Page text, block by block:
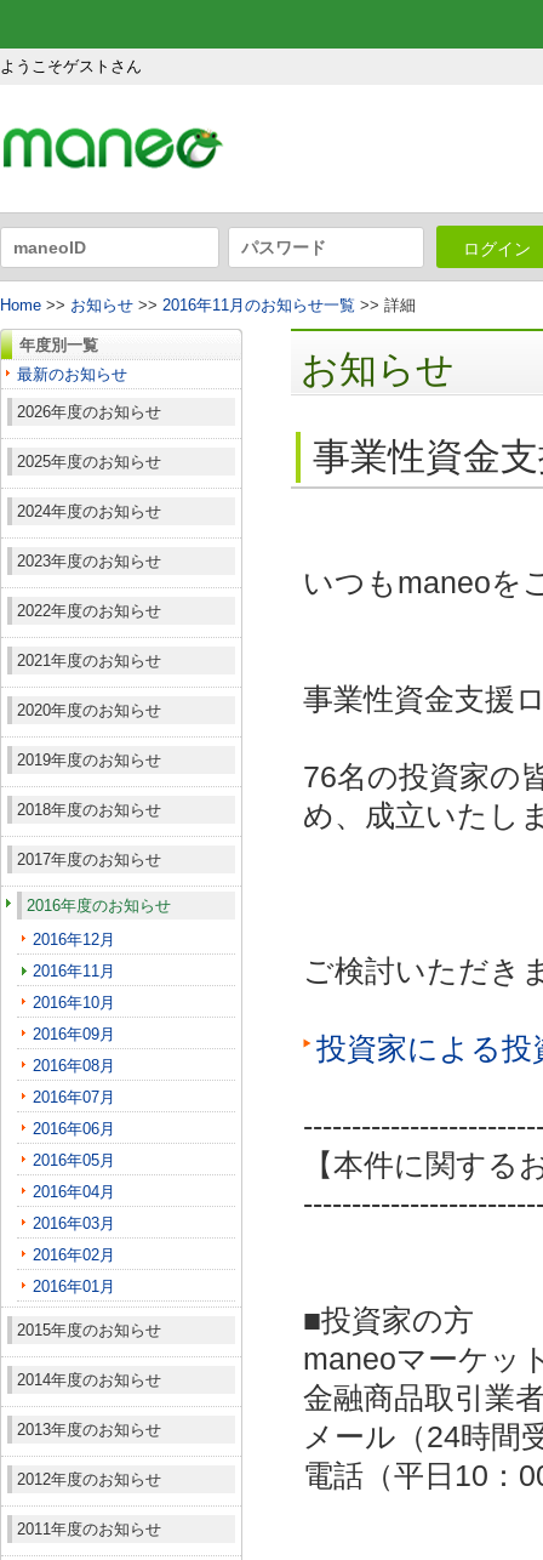
ようこそゲストさん
ログイン
Home >> お知らせ >> 2016年11月のお知らせ一覧 >> 詳細
年度別一覧
最新のお知らせ
2026年度のお知らせ
2025年度のお知らせ
2024年度のお知らせ
2023年度のお知らせ
2022年度のお知らせ
2021年度のお知らせ
2020年度のお知らせ
2019年度のお知らせ
2018年度のお知らせ
2017年度のお知らせ
2016年度のお知らせ
2016年12月
2016年11月
2016年10月
2016年09月
2016年08月
2016年07月
2016年06月
2016年05月
2016年04月
2016年03月
2016年02月
2016年01月
2015年度のお知らせ
2014年度のお知らせ
2013年度のお知らせ
2012年度のお知らせ
2011年度のお知らせ
お知らせ
事業性資金
いつもmaneoを
事業性資金支援
76名の投資家の
め、成立いたし
ご検討いただき
投資家による
【本件に関する
■投資家の方
maneoマーケッ
金融商品取引業
メール（24時間
電話（平日10：